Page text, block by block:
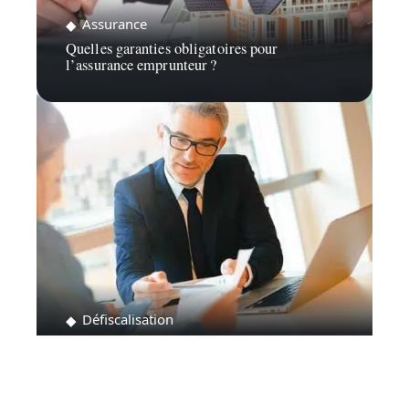
Assurance
Quelles garanties obligatoires pour
l’assurance emprunteur ?
Défiscalisation